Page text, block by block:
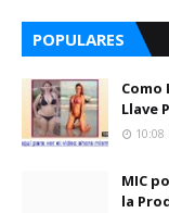
POPULARES
Como
Llave
10:08
MIC
la